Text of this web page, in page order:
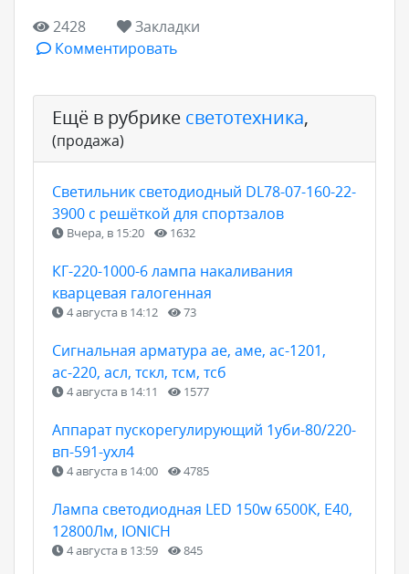
2428
Закладки
Комментировать
Ещё в рубрике светотехника,
(продажа)
Светильник светодиодный DL78-07-160-22-
3900 с решёткой для спортзалов
Вчера, в 15:20 1632
КГ-220-1000-6 лампа накаливания
кварцевая галогенная
4 августа в 14:12 73
Сигнальная арматура ае, аме, ас-1201,
ас-220, асл, тскл, тсм, тсб
4 августа в 14:11 1577
Аппарат пускорегулирующий 1уби-80/220-
вп-591-ухл4
4 августа в 14:00 4785
Лампа светодиодная LED 150w 6500К, E40,
12800Лм, IONICH
4 августа в 13:59 845